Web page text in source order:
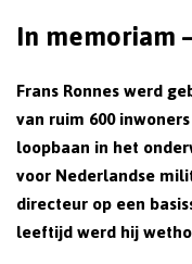
In memoriam
Frans Ronnes werd
van ruim 600
loopbaan in het
voor Nederlandse
directeur op een
leeftijd werd hij